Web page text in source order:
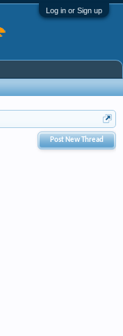
Log in or Sign up
Post New Thread